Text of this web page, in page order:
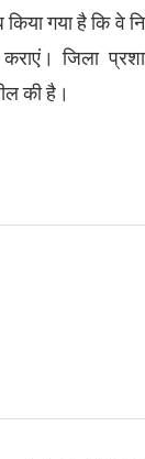
गया है कि वे
जिला
की है।